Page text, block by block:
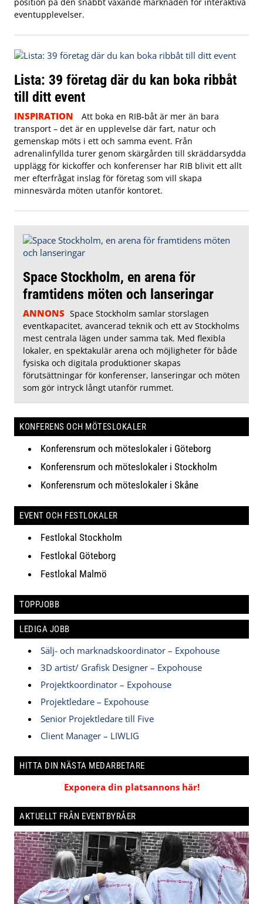
eventupplevelser.
Lista: 39 företag där du kan boka ribbåt
till ditt event
INSPIRATION
Att boka en RIB-båt är mer än bara
transport – det är en upplevelse där fart, natur och
gemenskap möts i ett och samma event. Från
adrenalinfyllda turer genom skärgården till skräddarsydda
upplägg för kickoffer och konferenser har RIB blivit ett allt
mer efterfrågat inslag för företag som vill skapa
minnesvärda möten utanför kontoret.
Space Stockholm, en arena för
framtidens möten och lanseringar
ANNONS Space Stockholm samlar storslagen
eventkapacitet, avancerad teknik och ett av Stockholms
mest centrala lägen under samma tak. Med flexibla
lokaler, en spektakulär arena och möjligheter för både
fysiska och digitala produktioner skapas
förutsättningar för konferenser, lanseringar och möten
som gör intryck långt utanför rummet.
KONFERENS OCH MÖTESLOKALER
Konferensrum och möteslokaler i Göteborg
Konferensrum och möteslokaler i Stockholm
Konferensrum och möteslokaler i Skåne
EVENT OCH FESTLOKALER
Festlokal Stockholm
Festlokal Göteborg
Festlokal Malmö
TOPPJOBB
LEDIGA JOBB
Sälj- och marknadskoordinator – Expohouse
3D artist/ Grafisk Designer – Expohouse
Projektkoordinator – Expohouse
Projektledare – Expohouse
Senior Projektledare till Five
Client Manager – LIWLIG
HITTA DIN NÄSTA MEDARBETARE
Exponera din platsannons här!
AKTUELLT FRÅN EVENTBYRÅER